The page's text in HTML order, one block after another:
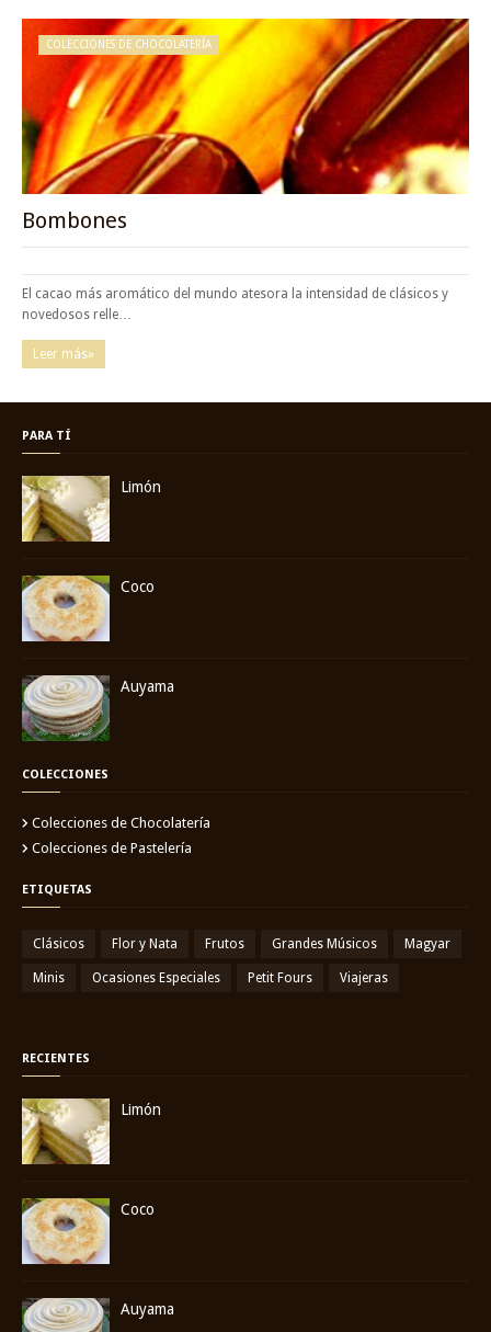
COLECCIONES DE CHOCOLATERÍA
Bombones
El cacao más aromático del mundo atesora la intensidad de clásicos y
novedosos relle…
Leer más»
PARA TÍ
Limón
Coco
Auyama
COLECCIONES
Colecciones de Chocolatería
Colecciones de Pastelería
ETIQUETAS
Clásicos Flor y Nata Frutos Grandes Músicos Magyar
Minis Ocasiones Especiales Petit Fours Viajeras
RECIENTES
Limón
Coco
Auyama